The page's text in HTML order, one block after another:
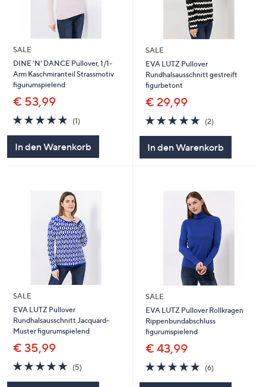
SALE
DINE 'N' DANCE Pullover, 1/1-
Arm Kaschmiranteil Strassmotiv
figurumspielend
€ 53,99
5.0
von
(1)1
In den Warenkorb
SALE
EVA LUTZ Pullover
Rundhalsausschnitt gestreift
figurbetont
€ 29,99
5.0
von
(2)2
In den Warenkorb
SALE
EVA LUTZ Pullover
Rundhalsausschnitt Jacquard-
Muster figurumspielend
€ 35,99
5.0
von
(5)5
SALE
EVA LUTZ Pullover Rollkragen
Rippenbundabschluss
figurumspielend
€ 43,99
5.0
von
(6)6